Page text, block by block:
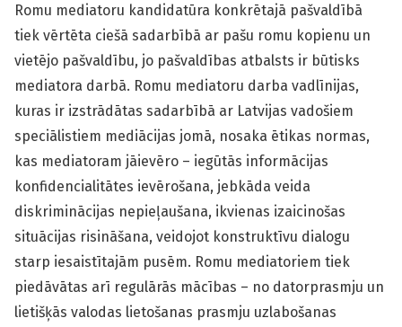
Romu mediatoru kandidatūra konkrētajā pašvaldībā
tiek vērtēta ciešā sadarbībā ar pašu romu kopienu un
vietējo pašvaldību, jo pašvaldības atbalsts ir būtisks
mediatora darbā. Romu mediatoru darba vadlīnijas,
kuras ir izstrādātas sadarbībā ar Latvijas vadošiem
speciālistiem mediācijas jomā, nosaka ētikas normas,
kas mediatoram jāievēro – iegūtās informācijas
konfidencialitātes ievērošana, jebkāda veida
diskriminācijas nepieļaušana, ikvienas izaicinošas
situācijas risināšana, veidojot konstruktīvu dialogu
starp iesaistītajām pusēm. Romu mediatoriem tiek
piedāvātas arī regulārās mācības – no datorprasmju un
lietišķās valodas lietošanas prasmju uzlabošanas